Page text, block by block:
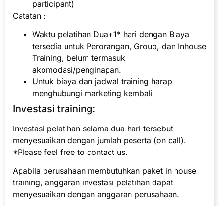
participant)
Catatan :
Waktu pelatihan Dua+1* hari dengan Biaya
tersedia untuk Perorangan, Group, dan Inhouse
Training, belum termasuk
akomodasi/penginapan.
Untuk biaya dan jadwal training harap
menghubungi marketing kembali
Investasi training:
Investasi pelatihan selama dua hari tersebut
menyesuaikan dengan jumlah peserta (on call).
*Please feel free to contact us.
Apabila perusahaan membutuhkan paket in house
training, anggaran investasi pelatihan dapat
menyesuaikan dengan anggaran perusahaan.